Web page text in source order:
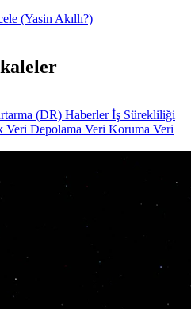
(Yasin Akıllı?)
(DR) Haberlerİş Sürekliliği
Veri Depolama Veri Koruma Veri